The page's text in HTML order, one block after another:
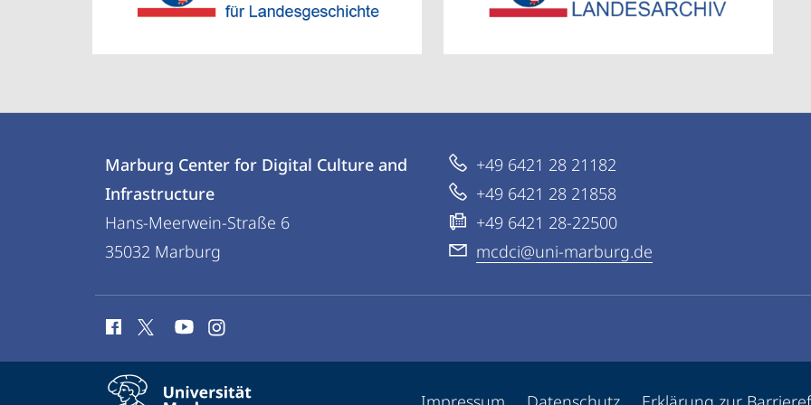
Informationen
Kontaktinformationen
Marburg
Center
for
Culture
and
Infrastructure
Marburg Center for Digital Culture and
Infrastructure
Hans-Meerwein-Straße 6
35032 Marburg
+49 6421 28 21182
+49 6421 28 21858
+49 6421 28-22500
mcdci@uni-marburg.de
Media
Kontakte
Service-
Kontaktinformationen ausklappen